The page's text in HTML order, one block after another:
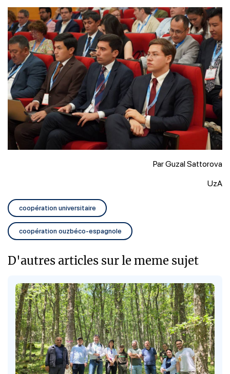
Par Guzal Sattorova
UzA
coopération universitaire
coopération ouzbéco-espagnole
D'autres articles sur le meme sujet